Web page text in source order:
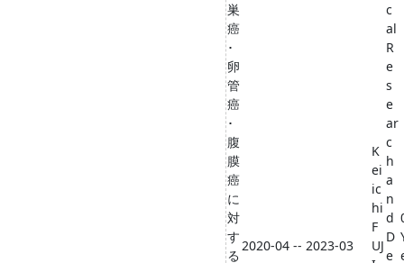
巣
癌
･
卵
管
癌
･
腹
膜
癌
に
対
す
る
2020-04 -- 2023-03
K
ei
ic
hi
F
UJ
c
al
R
e
s
e
ar
c
h
a
n
d
D
e